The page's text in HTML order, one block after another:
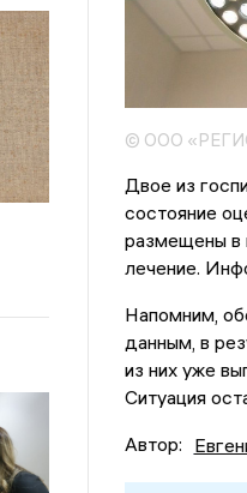
© ООО
Двое из
состояние
размещены в
лечение.
Напомним,
данным, в
из них уже
Ситуация
Автор: